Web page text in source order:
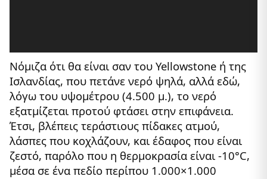
Νόμιζα ότι θα είναι σαν του Yellowstone ή της
Ισλανδίας, που πετάνε νερό ψηλά, αλλά εδώ,
λόγω του υψομέτρου (4.500 μ.), το νερό
εξατμίζεται προτού φτάσει στην επιφάνεια.
Έτσι, βλέπεις τεράστιους πίδακες ατμού,
λάσπες που κοχλάζουν, και έδαφος που είναι
ζεστό, παρόλο που η θερμοκρασία είναι -10°C,
μέσα σε ένα πεδίο περίπου 1.000×1.000